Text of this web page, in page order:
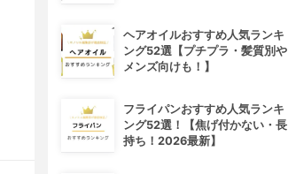
ヘアオイルおすすめ人気ランキ
ング52選【プチプラ・髪質別や
メンズ向けも！】
フライパンおすすめ人気ランキ
ング52選！【焦げ付かない・長
持ち！2026最新】